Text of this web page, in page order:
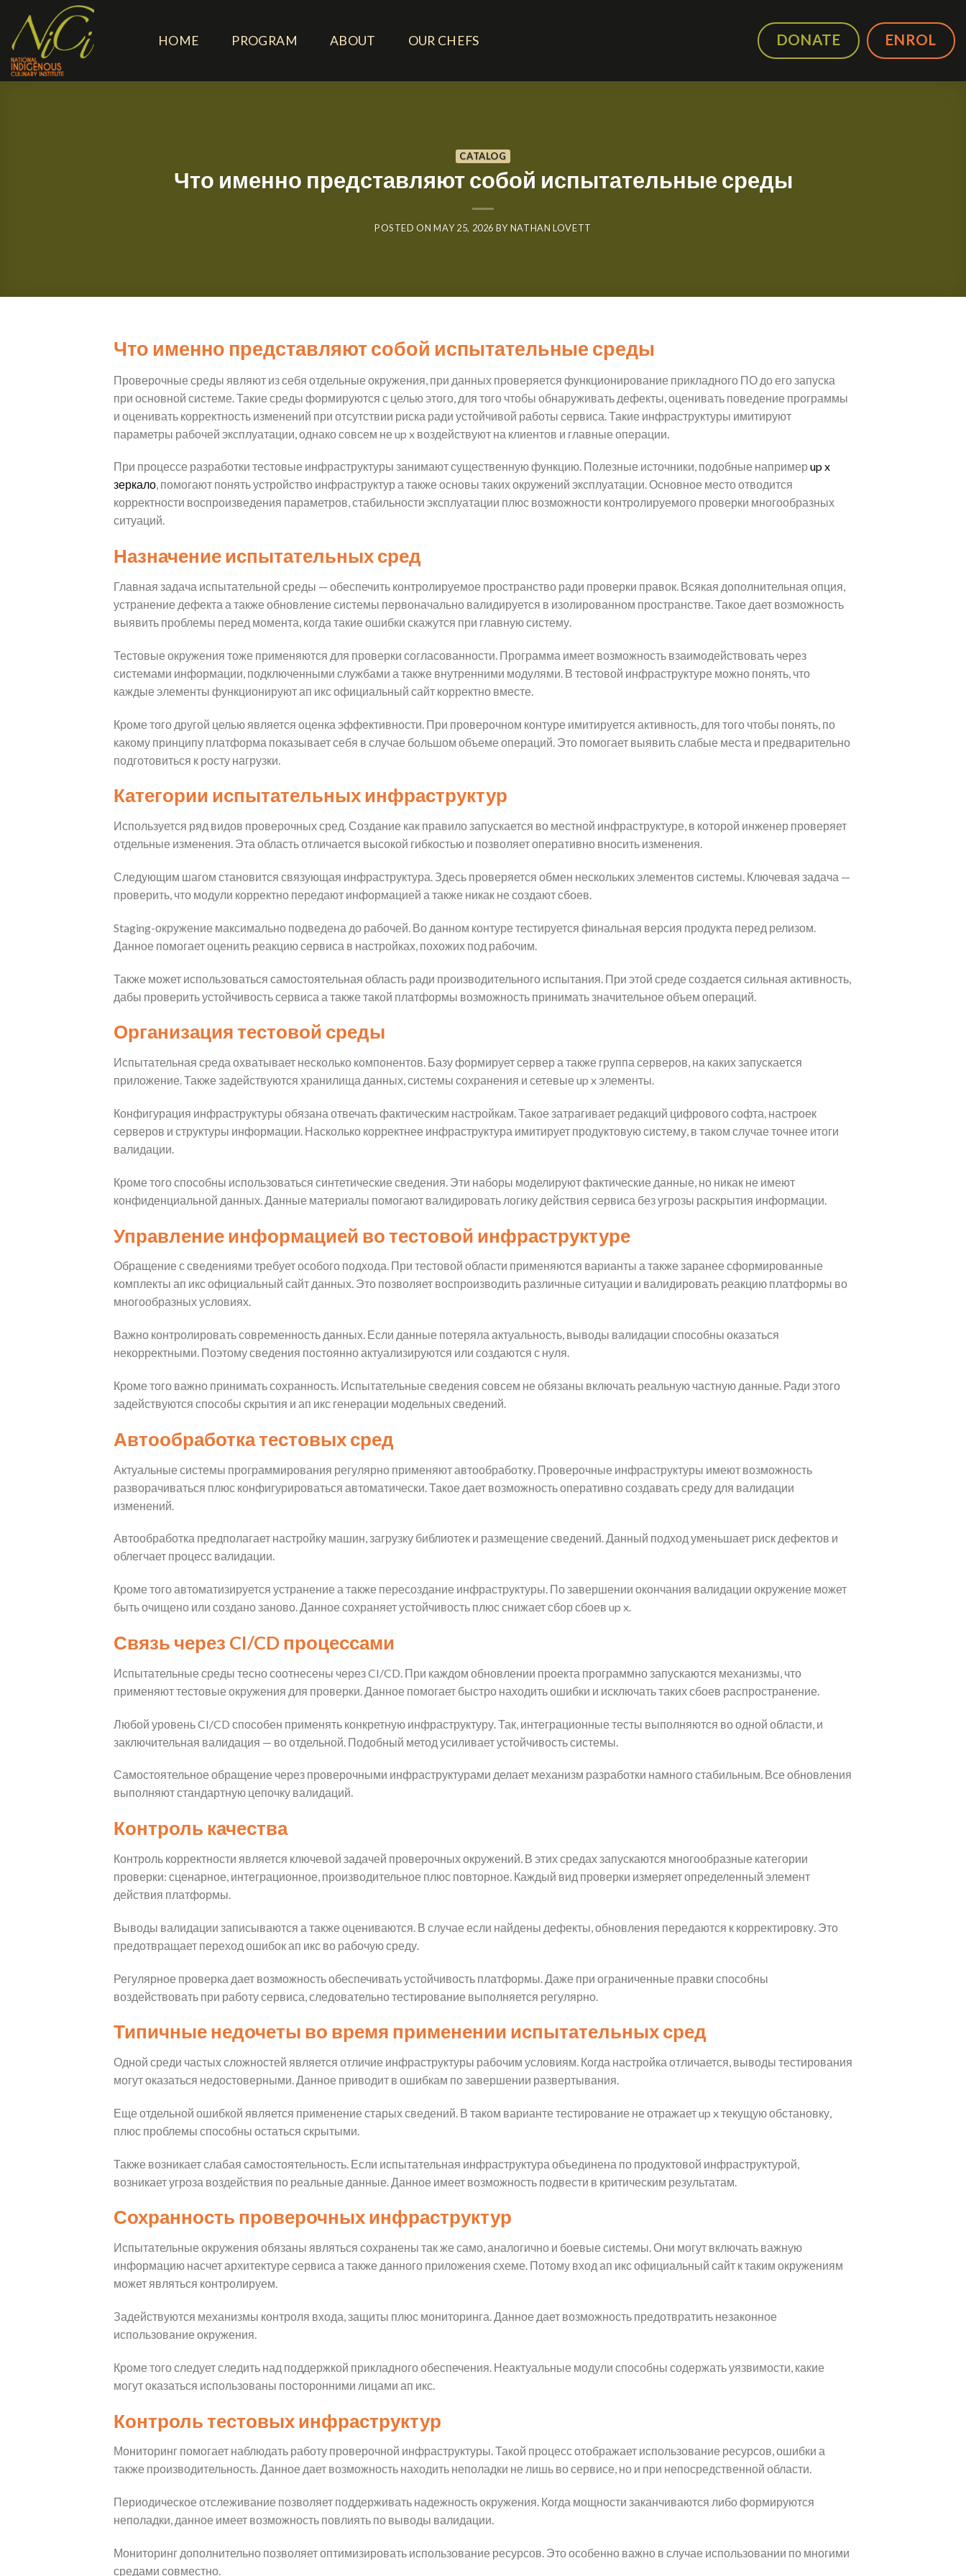
content
HOME PROGRAM ABOUT OUR CHEFS DONATE ENROL
CATALOG
Что именно представляют собой испытательные среды
POSTED ONMAY 25, 2026 BYNATHAN LOVETT
Что именно представляют собой испытательные среды
Проверочные среды являют из себя отдельные окружения, при данных проверяется функционирование прикладного ПО до его запуска
при основной системе. Такие среды формируются с целью этого, для того чтобы обнаруживать дефекты, оценивать поведение программы
и оценивать корректность изменений при отсутствии риска ради устойчивой работы сервиса. Такие инфраструктуры имитируют
параметры рабочей эксплуатации, однако совсем не up x воздействуют на клиентов и главные операции.
При процессе разработки тестовые инфраструктуры занимают существенную функцию. Полезные источники, подобные напримерup x
зеркало, помогают понять устройство инфраструктур а также основы таких окружений эксплуатации. Основное место отводится
корректности воспроизведения параметров, стабильности эксплуатации плюс возможности контролируемого проверки многообразных
ситуаций.
Назначение испытательных сред
Главная задача испытательной среды — обеспечить контролируемое пространство ради проверки правок. Всякая дополнительная опция,
устранение дефекта а также обновление системы первоначально валидируется в изолированном пространстве. Такое дает возможность
выявить проблемы перед момента, когда такие ошибки скажутся при главную систему.
Тестовые окружения тоже применяются для проверки согласованности. Программа имеет возможность взаимодействовать через
системами информации, подключенными службами а также внутренними модулями. В тестовой инфраструктуре можно понять, что
каждые элементы функционируют ап икс официальный сайт корректно вместе.
Кроме того другой целью является оценка эффективности. При проверочном контуре имитируется активность, для того чтобы понять, по
какому принципу платформа показывает себя в случае большом объеме операций. Это помогает выявить слабые места и предварительно
подготовиться к росту нагрузки.
Категории испытательных инфраструктур
Используется ряд видов проверочных сред. Создание как правило запускается во местной инфраструктуре, в которой инженер проверяет
отдельные изменения. Эта область отличается высокой гибкостью и позволяет оперативно вносить изменения.
Следующим шагом становится связующая инфраструктура. Здесь проверяется обмен нескольких элементов системы. Ключевая задача —
проверить, что модули корректно передают информацией а также никак не создают сбоев.
Staging-окружение максимально подведена до рабочей. Во данном контуре тестируется финальная версия продукта перед релизом.
Данное помогает оценить реакцию сервиса в настройках, похожих под рабочим.
Также может использоваться самостоятельная область ради производительного испытания. При этой среде создается сильная активность,
дабы проверить устойчивость сервиса а также такой платформы возможность принимать значительное объем операций.
Организация тестовой среды
Испытательная среда охватывает несколько компонентов. Базу формирует сервер а также группа серверов, на каких запускается
приложение. Также задействуются хранилища данных, системы сохранения и сетевые up x элементы.
Конфигурация инфраструктуры обязана отвечать фактическим настройкам. Такое затрагивает редакций цифрового софта, настроек
серверов и структуры информации. Насколько корректнее инфраструктура имитирует продуктовую систему, в таком случае точнее итоги
валидации.
Кроме того способны использоваться синтетические сведения. Эти наборы моделируют фактические данные, но никак не имеют
конфиденциальной данных. Данные материалы помогают валидировать логику действия сервиса без угрозы раскрытия информации.
Управление информацией во тестовой инфраструктуре
Обращение с сведениями требует особого подхода. При тестовой области применяются варианты а также заранее сформированные
комплекты ап икс официальный сайт данных. Это позволяет воспроизводить различные ситуации и валидировать реакцию платформы во
многообразных условиях.
Важно контролировать современность данных. Если данные потеряла актуальность, выводы валидации способны оказаться
некорректными. Поэтому сведения постоянно актуализируются или создаются с нуля.
Кроме того важно принимать сохранность. Испытательные сведения совсем не обязаны включать реальную частную данные. Ради этого
задействуются способы скрытия и ап икс генерации модельных сведений.
Автообработка тестовых сред
Актуальные системы программирования регулярно применяют автообработку. Проверочные инфраструктуры имеют возможность
разворачиваться плюс конфигурироваться автоматически. Такое дает возможность оперативно создавать среду для валидации
изменений.
Автообработка предполагает настройку машин, загрузку библиотек и размещение сведений. Данный подход уменьшает риск дефектов и
облегчает процесс валидации.
Кроме того автоматизируется устранение а также пересоздание инфраструктуры. По завершении окончания валидации окружение может
быть очищено или создано заново. Данное сохраняет устойчивость плюс снижает сбор сбоев up x.
Связь через CI/CD процессами
Испытательные среды тесно соотнесены через CI/CD. При каждом обновлении проекта программно запускаются механизмы, что
применяют тестовые окружения для проверки. Данное помогает быстро находить ошибки и исключать таких сбоев распространение.
Любой уровень CI/CD способен применять конкретную инфраструктуру. Так, интеграционные тесты выполняются во одной области, и
заключительная валидация — во отдельной. Подобный метод усиливает устойчивость системы.
Самостоятельное обращение через проверочными инфраструктурами делает механизм разработки намного стабильным. Все обновления
выполняют стандартную цепочку валидаций.
Контроль качества
Контроль корректности является ключевой задачей проверочных окружений. В этих средах запускаются многообразные категории
проверки: сценарное, интеграционное, производительное плюс повторное. Каждый вид проверки измеряет определенный элемент
действия платформы.
Выводы валидации записываются а также оцениваются. В случае если найдены дефекты, обновления передаются к корректировку. Это
предотвращает переход ошибок ап икс во рабочую среду.
Регулярное проверка дает возможность обеспечивать устойчивость платформы. Даже при ограниченные правки способны
воздействовать при работу сервиса, следовательно тестирование выполняется регулярно.
Типичные недочеты во время применении испытательных сред
Одной среди частых сложностей является отличие инфраструктуры рабочим условиям. Когда настройка отличается, выводы тестирования
могут оказаться недостоверными. Данное приводит в ошибкам по завершении развертывания.
Еще отдельной ошибкой является применение старых сведений. В таком варианте тестирование не отражает up x текущую обстановку,
плюс проблемы способны остаться скрытыми.
Также возникает слабая самостоятельность. Если испытательная инфраструктура объединена по продуктовой инфраструктурой,
возникает угроза воздействия по реальные данные. Данное имеет возможность подвести в критическим результатам.
Сохранность проверочных инфраструктур
Испытательные окружения обязаны являться сохранены так же само, аналогично и боевые системы. Они могут включать важную
информацию насчет архитектуре сервиса а также данного приложения схеме. Потому вход ап икс официальный сайт к таким окружениям
может являться контролируем.
Задействуются механизмы контроля входа, защиты плюс мониторинга. Данное дает возможность предотвратить незаконное
использование окружения.
Кроме того следует следить над поддержкой прикладного обеспечения. Неактуальные модули способны содержать уязвимости, какие
могут оказаться использованы посторонними лицами ап икс.
Контроль тестовых инфраструктур
Мониторинг помогает наблюдать работу проверочной инфраструктуры. Такой процесс отображает использование ресурсов, ошибки а
также производительность. Данное дает возможность находить неполадки не лишь во сервисе, но и при непосредственной области.
Периодическое отслеживание позволяет поддерживать надежность окружения. Когда мощности заканчиваются либо формируются
неполадки, данное имеет возможность повлиять по выводы валидации.
Мониторинг дополнительно позволяет оптимизировать использование ресурсов. Это особенно важно в случае использовании по многими
средами совместно.